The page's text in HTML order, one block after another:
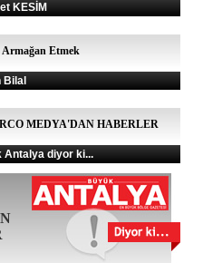
KESİM
Armağan Etmek
Bilal
MEDYA'DAN HABERLER
Antalya diyor ki...